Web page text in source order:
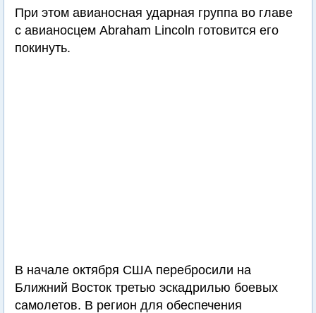
При этом авианосная ударная группа во главе
с авианосцем Abraham Lincoln готовится его
покинуть.
В начале октября США перебросили на
Ближний Восток третью эскадрилью боевых
самолетов. В регион для обеспечения